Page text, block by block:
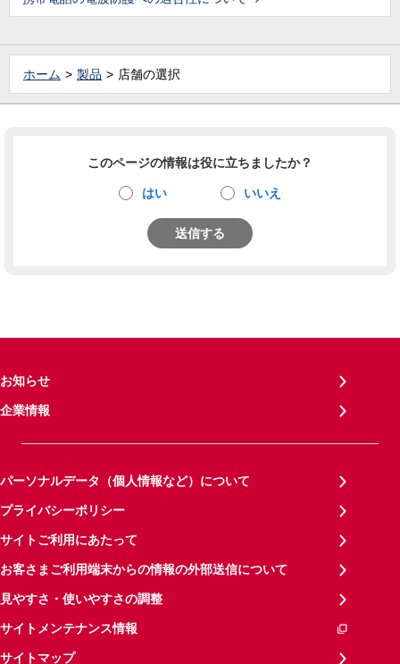
ホーム 製品 店舗の選択
このページの情報は役に立ちましたか？
はい いいえ
送信する
お知らせ
企業情報
パーソナルデータ（個人情報など）について
プライバシーポリシー
サイトご利用にあたって
お客さまご利用端末からの情報の外部送信について
見やすさ・使いやすさの調整
サイトメンテナンス情報
サイトマップ